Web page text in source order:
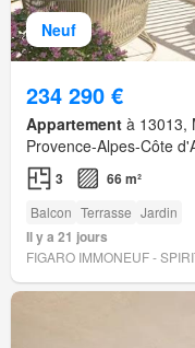
Neuf
234 290 €
Appartement à 13013,
Provence-Alpes-Côte
3 66 m²
Balcon Terrasse Jardin
Il y a 21 jours
FIGARO IMMONEUF -